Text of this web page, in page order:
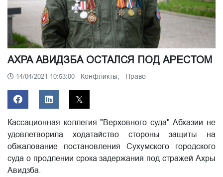
АХРА АВИДЗБА ОСТАЛСЯ ПОД АРЕСТОМ
14/04/2021 10:53:00 Конфликты, Право
Кассационная коллегия "Верховного суда" Абхазии не
удовлетворила ходатайство стороны защиты на
обжалование постановления Сухумского городского
суда о продлении срока задержания под стражей Ахры
Авидзба.